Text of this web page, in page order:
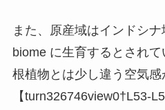
また、原産域はインドシ
biome に生育するとされ
根植物とは少し違う空気感
【turn326746view0†L53-